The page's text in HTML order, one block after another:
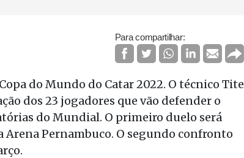
Para compartilhar:
do Mundo do Catar 2022. O técnico Tite
dos 23 jogadores que vão defender o
do Mundial. O primeiro duelo será
Arena Pernambuco. O segundo confronto